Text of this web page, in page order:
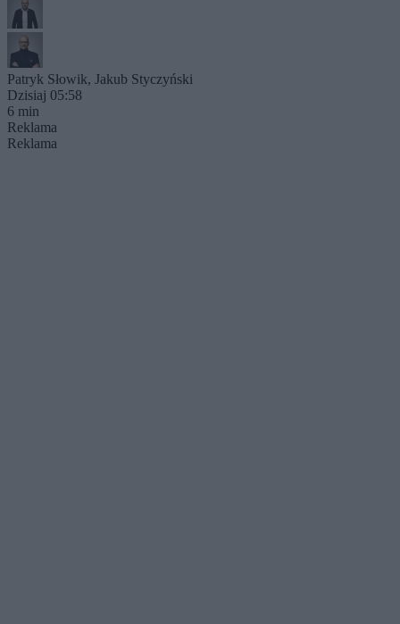
Patryk Słowik, Jakub Styczyński
Dzisiaj 05:58
6 min
Reklama
Reklama